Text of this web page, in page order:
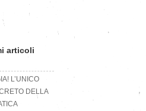
articoli
L’UNICO
DELLA